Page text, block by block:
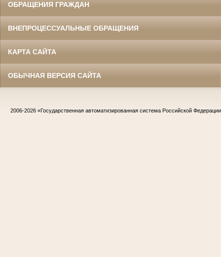
ОБРАЩЕНИЯ ГРАЖДАН
ВНЕПРОЦЕССУАЛЬНЫЕ ОБРАЩЕНИЯ
КАРТА САЙТА
ОБЫЧНАЯ ВЕРСИЯ САЙТА
2006-2026 «Государственная автоматизированная система Российской